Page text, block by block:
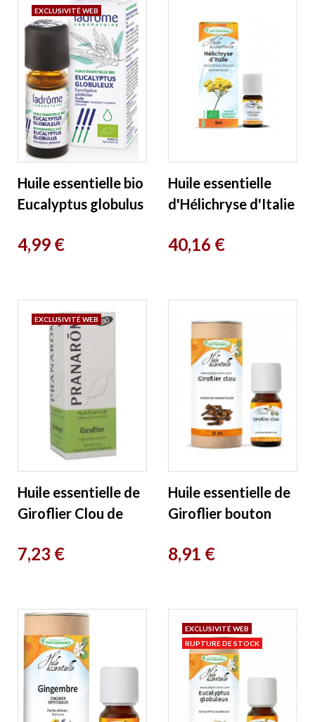
Huile essentielle bio
Eucalyptus globulus
Prix
4,99 €
EXCLUSIVITÉ WEB
Huile essentielle
d'Hélichryse d'Italie
ml Phytofrance
Prix
40,16 €
Huile essentielle de
Giroflier Clou de
compte gouttes
Prix
7,23 €
EXCLUSIVITÉ WEB
Huile essentielle de
Giroflier bouton
Phytofrance
Prix
8,91 €
EXCLUSIVITÉ WEB
RUPTURE DE STOCK